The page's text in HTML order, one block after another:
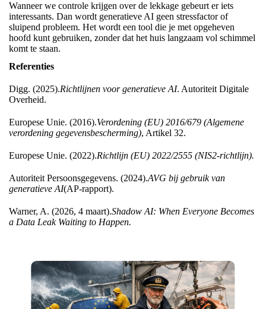
Wanneer we controle krijgen over de lekkage gebeurt er iets
interessants. Dan wordt generatieve AI geen stressfactor of
sluipend probleem. Het wordt een tool die je met opgeheven
hoofd kunt gebruiken, zonder dat het huis langzaam vol schimmel
komt te staan.
Referenties
Digg. (2025).Richtlijnen voor generatieve AI. Autoriteit Digitale
Overheid.
Europese Unie. (2016).Verordening (EU) 2016/679 (Algemene
verordening gegevensbescherming), Artikel 32.
Europese Unie. (2022).Richtlijn (EU) 2022/2555 (NIS2-richtlijn).
Autoriteit Persoonsgegevens. (2024).AVG bij gebruik van
generatieve AI(AP-rapport).
Warner, A. (2026, 4 maart).Shadow AI: When Everyone Becomes
a Data Leak Waiting to Happen.